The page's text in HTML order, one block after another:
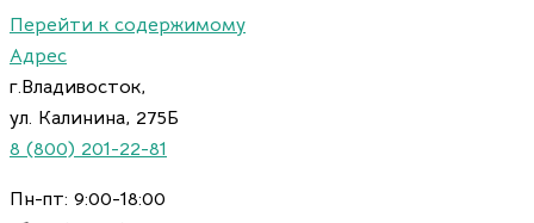
Перейти к содержимому
Адрес
г.Владивосток,
ул. Калинина, 275Б
8 (800) 201-22-81
Пн-пт: 9:00-18:00